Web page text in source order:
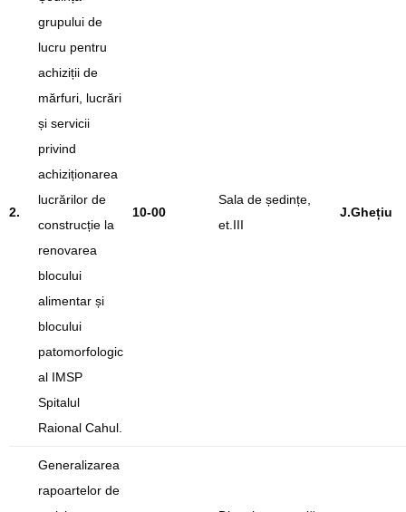
2.
grupului de
lucru pentru
achiziții de
mărfuri, lucrări
și servicii
privind
achiziționarea
lucrărilor de
construcție la
renovarea
blocului
alimentar și
blocului
patomorfologic
al IMSP
Spitalul
Raional Cahul.
10-00
Sala de ședințe,
et.III
J.Ghețiu
Generalizarea
rapoartelor de